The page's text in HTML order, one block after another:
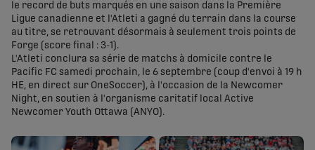
le record de buts marqués en une saison dans la Première
Ligue canadienne et l'Atleti a gagné du terrain dans la course
au titre, se retrouvant désormais à seulement trois points de
Forge (score final : 3-1).
L'Atleti conclura sa série de matchs à domicile contre le
Pacific FC samedi prochain, le 6 septembre (coup d'envoi à 19 h
HE, en direct sur OneSoccer), à l'occasion de la Newcomer
Night, en soutien à l'organisme caritatif local Active
Newcomer Youth Ottawa (ANYO).